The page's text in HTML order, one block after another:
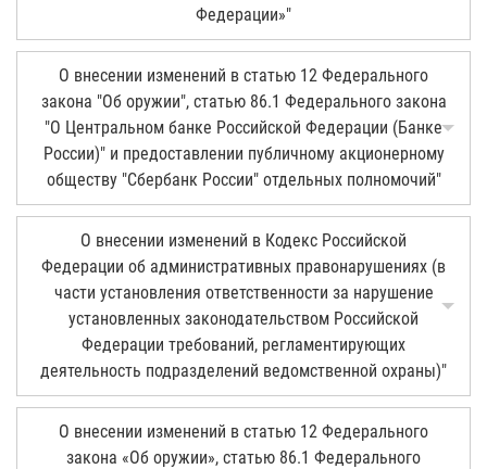
Федерации»"
О внесении изменений в статью 12 Федерального
закона "Об оружии", статью 86.1 Федерального закона
"О Центральном банке Российской Федерации (Банке
России)" и предоставлении публичному акционерному
обществу "Сбербанк России" отдельных полномочий"
О внесении изменений в Кодекс Российской
Федерации об административных правонарушениях (в
части установления ответственности за нарушение
установленных законодательством Российской
Федерации требований, регламентирующих
деятельность подразделений ведомственной охраны)"
О внесении изменений в статью 12 Федерального
закона «Об оружии», статью 86.1 Федерального